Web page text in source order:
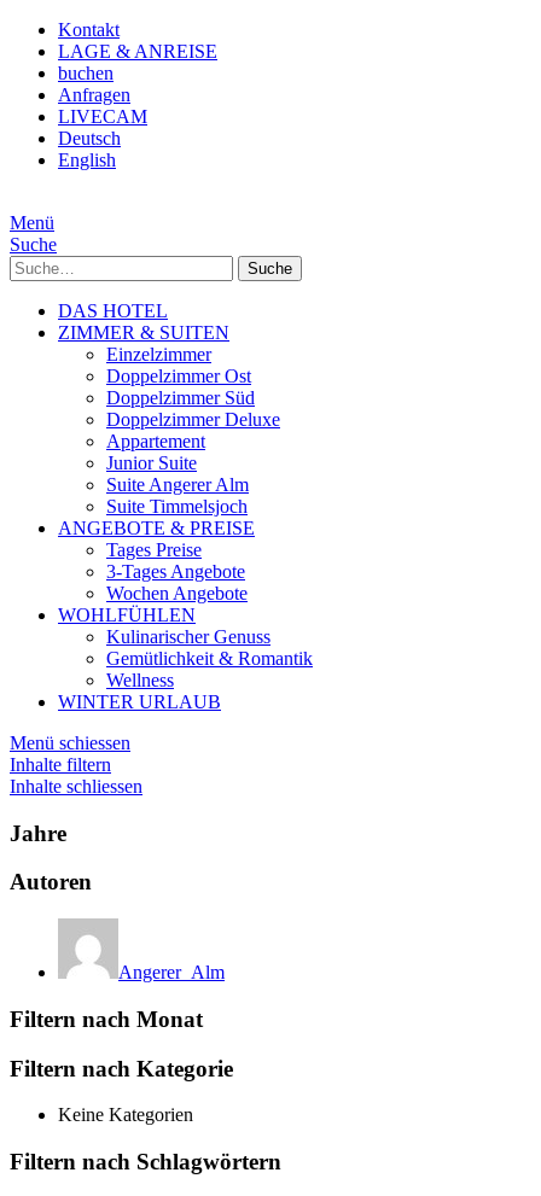
Kontakt
LAGE & ANREISE
buchen
Anfragen
LIVECAM
Deutsch
English
Menü
Suche
Suche
DAS HOTEL
ZIMMER & SUITEN
Einzelzimmer
Doppelzimmer Ost
Doppelzimmer Süd
Doppelzimmer Deluxe
Appartement
Junior Suite
Suite Angerer Alm
Suite Timmelsjoch
ANGEBOTE & PREISE
Tages Preise
3-Tages Angebote
Wochen Angebote
WOHLFÜHLEN
Kulinarischer Genuss
Gemütlichkeit & Romantik
Wellness
WINTER URLAUB
Menü schiessen
Inhalte filtern
Inhalte schliessen
Jahre
Autoren
Angerer_Alm
Filtern nach Monat
Filtern nach Kategorie
Keine Kategorien
Filtern nach Schlagwörtern